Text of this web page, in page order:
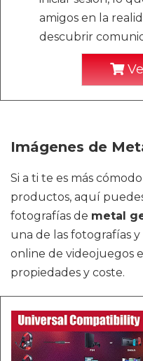
amigos en la
descubrir
Imágenes de
Si a ti te es más
productos, aquí
fotografías de metal
una de las fotografías y
online de videojuegos
propiedades y coste.